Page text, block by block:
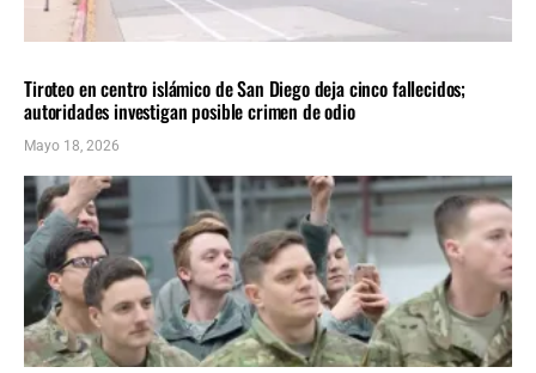
Tiroteo en centro islámico de San Diego deja cinco fallecidos;
autoridades investigan posible crimen de odio
Mayo 18, 2026